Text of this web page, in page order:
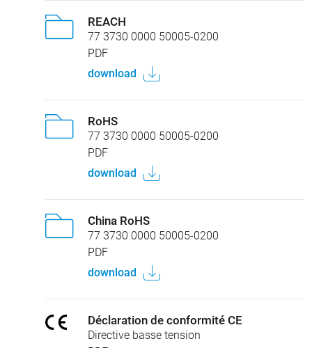
REACH
77 3730 0000 50005-0200
PDF
download
RoHS
77 3730 0000 50005-0200
PDF
download
China RoHS
77 3730 0000 50005-0200
PDF
download
Déclaration de conformité CE
Directive basse tension